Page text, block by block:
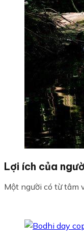
Lợi ích của
Một người có từ tâm